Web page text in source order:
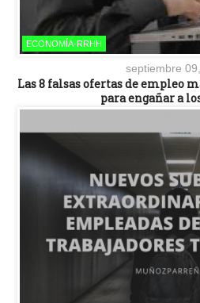
ECONOMÍA-RRHH
septiembre
Las 8 falsas ofertas de empleo
para engañar a